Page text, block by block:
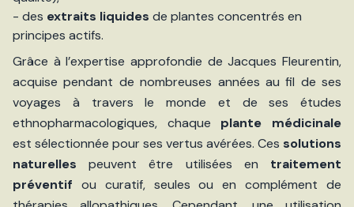
- des extraits liquides de plantes concentrés en
principes actifs.
Grâce à l’expertise approfondie de Jacques Fleurentin,
acquise pendant de nombreuses années au fil de ses
voyages à travers le monde et de ses études
ethnopharmacologiques, chaque plante médicinale
est sélectionnée pour ses vertus avérées. Ces solutions
naturelles peuvent être utilisées en traitement
préventif ou curatif, seules ou en complément de